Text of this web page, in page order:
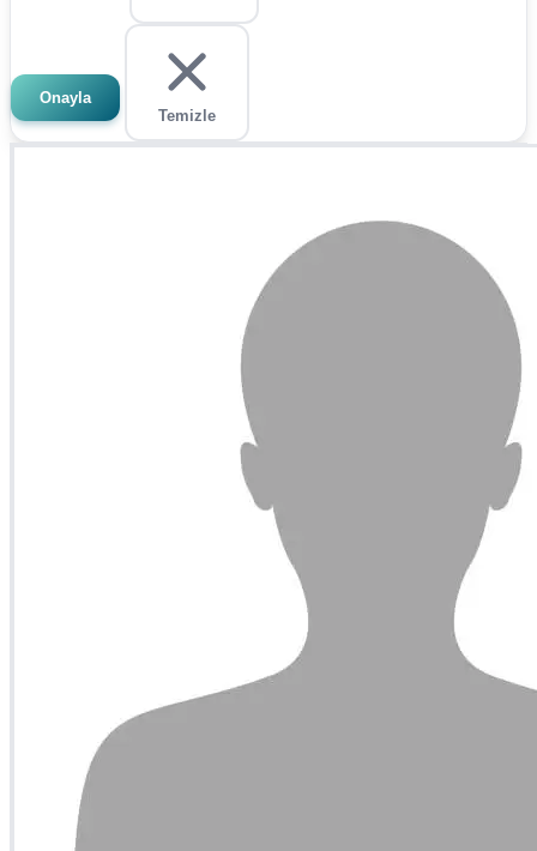
Onayla
Temizle